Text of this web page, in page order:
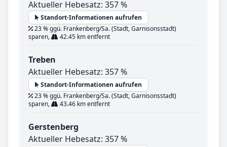
Aktueller Hebesatz: 357 %
Standort-Informationen aufrufen
23 % ggü. Frankenberg/Sa. (Stadt, Garnisonsstadt)
sparen,
42.45 km entfernt
Treben
Aktueller Hebesatz: 357 %
Standort-Informationen aufrufen
23 % ggü. Frankenberg/Sa. (Stadt, Garnisonsstadt)
sparen,
43.46 km entfernt
Gerstenberg
Aktueller Hebesatz: 357 %